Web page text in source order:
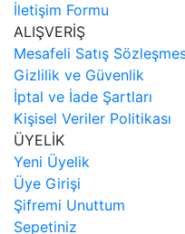
İletişim Formu
ALIŞVERİŞ
Mesafeli Satış
Gizlilik ve Güvenlik
İptal ve İade Şartları
Kişisel Veriler Politikası
ÜYELİK
Yeni Üyelik
Üye Girişi
Şifremi Unuttum
Sepetiniz